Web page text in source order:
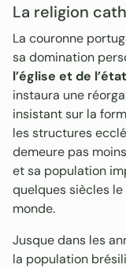
La religion
La couronne
sa domination
l’église et de l’état
instaura une
insistant sur la
les structures
demeure pas
et sa population
quelques siècles
monde.
Jusque dans les
la population